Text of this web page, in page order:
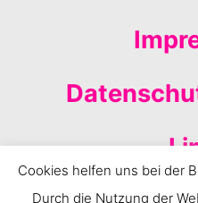
Cookies helfen uns bei der
Durch die Nutzung der